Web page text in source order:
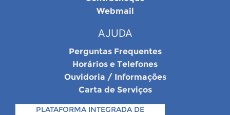
Webmail
AJUDA
Perguntas Frequentes
Horários e Telefones
Ouvidoria / Informações
Carta de Serviços
PLATAFORMA INTEGRADA DE